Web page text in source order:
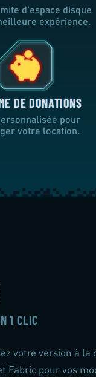
d'espace disque
expérience.
DE DONATIONS
pour
votre location.
1 CLIC
votre version à
Fabric pour vos